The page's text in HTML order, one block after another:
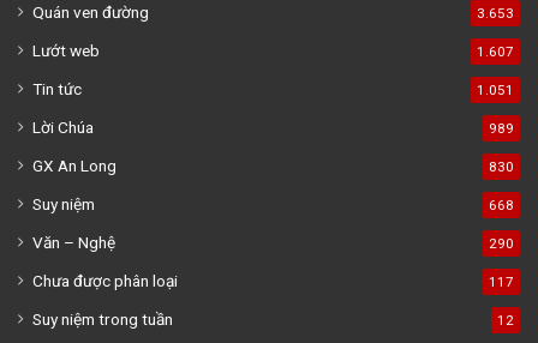
Quán ven đường 3.653
Lướt web 1.607
Tin tức 1.051
Lời Chúa 989
GX An Long 830
Suy niệm 668
Văn – Nghệ 290
Chưa được phân loại 117
Suy niệm trong tuần 12